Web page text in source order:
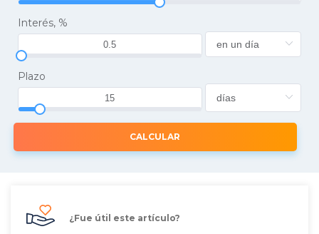
Interés, %
Plazo
CALCULAR
¿Fue útil este artículo?